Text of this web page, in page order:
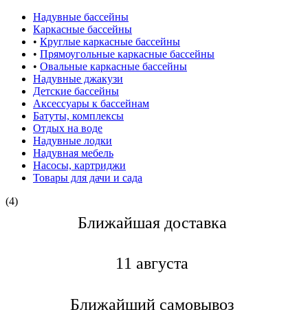
Надувные бассейны
Каркасные бассейны
• Круглые каркасные бассейны
• Прямоугольные каркасные бассейны
• Овальные каркасные бассейны
Надувные джакузи
Детские бассейны
Аксессуары к бассейнам
Батуты, комплексы
Отдых на воде
Надувные лодки
Надувная мебель
Насосы, картриджи
Товары для дачи и сада
(4)
Ближайшая доставкa
11 августа
Ближайший самовывоз